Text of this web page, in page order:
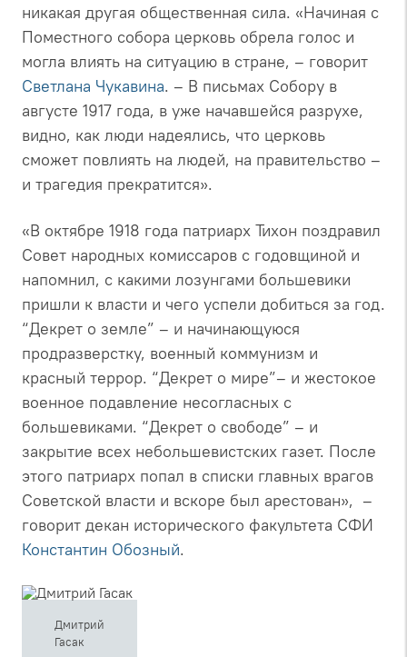
никакая другая общественная сила. «Начиная с
Поместного собора церковь обрела голос и
могла влиять на ситуацию в стране, – говорит
Светлана Чукавина. – В письмах Собору в
августе 1917 года, в уже начавшейся разрухе,
видно, как люди надеялись, что церковь
сможет повлиять на людей, на правительство –
и трагедия прекратится».
«В октябре 1918 года патриарх Тихон поздравил
Совет народных комиссаров с годовщиной и
напомнил, с какими лозунгами большевики
пришли к власти и чего успели добиться за год.
“Декрет о земле” – и начинающуюся
продразверстку, военный коммунизм и
красный террор. “Декрет о мире”– и жестокое
военное подавление несогласных с
большевиками. “Декрет о свободе” – и
закрытие всех небольшевистских газет. После
этого патриарх попал в списки главных врагов
Советской власти и вскоре был арестован», –
говорит декан исторического факультета СФИ
Константин Обозный.
Дмитрий
Гасак